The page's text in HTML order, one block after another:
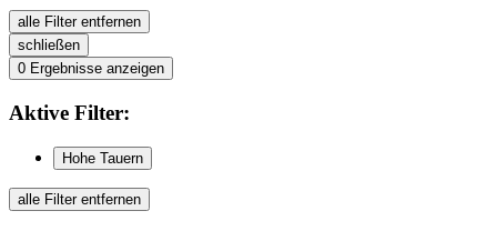
alle Filter entfernen
schließen
0 Ergebnisse anzeigen
Aktive Filter:
Hohe Tauern
alle Filter entfernen